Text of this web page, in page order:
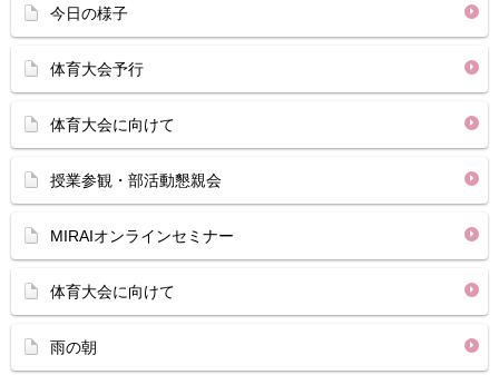
今日の様子
体育大会予行
体育大会に向けて
授業参観・部活動懇親会
MIRAIオンラインセミナー
体育大会に向けて
雨の朝